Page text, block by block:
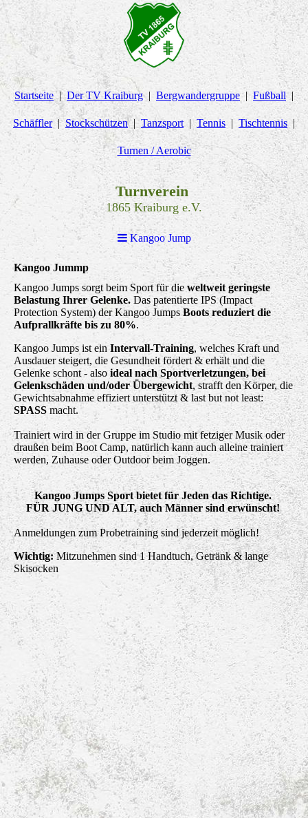
Startseite Der TV Kraiburg Bergwandergruppe Fußball
Schäffler Stockschützen Tanzsport Tennis Tischtennis
Turnen / Aerobic
Turnverein
1865 Kraiburg e.V.
Kangoo Jump
Kangoo Jummp
Kangoo Jumps sorgt beim Sport für die weltweit geringste
Belastung Ihrer Gelenke. Das patentierte IPS (Impact
Protection System) der Kangoo JumpsBoots reduziert die
Aufprallkräfte bis zu 80%.
Kangoo Jumps ist einIntervall-Training, welches Kraft und
Ausdauer steigert, die Gesundheit fördert & erhält und die
Gelenke schont - also ideal nach Sportverletzungen, bei
Gelenkschäden und/oder Übergewicht, strafft den Körper, die
Gewichtsabnahme effiziert unterstützt & last but not least:
SPASS macht.
Trainiert wird in der Gruppe im Studio mit fetziger Musik oder
draußen beim Boot Camp, natürlich kann auch alleine trainiert
werden, Zuhause oder Outdoor beim Joggen.
Kangoo Jumps Sport bietet für Jeden das Richtige.
FÜR JUNG UND ALT, auch Männer sind erwünscht!
Anmeldungen zum Probetraining sind jederzeit möglich!
Wichtig:Mitzunehmen sind 1 Handtuch, Getränk & lange
Skisocken